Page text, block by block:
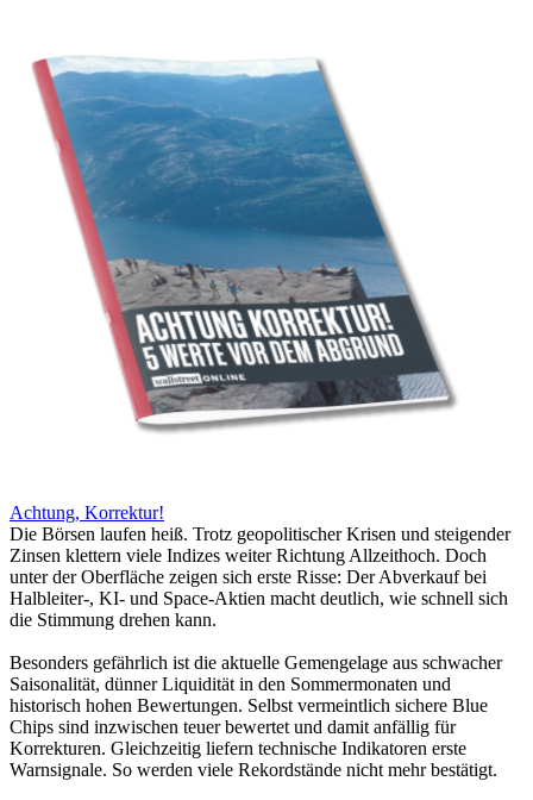
Achtung, Korrektur!
Die Börsen laufen heiß. Trotz geopolitischer Krisen und steigender
Zinsen klettern viele Indizes weiter Richtung Allzeithoch. Doch
unter der Oberfläche zeigen sich erste Risse: Der Abverkauf bei
Halbleiter-, KI- und Space-Aktien macht deutlich, wie schnell sich
die Stimmung drehen kann.
Besonders gefährlich ist die aktuelle Gemengelage aus schwacher
Saisonalität, dünner Liquidität in den Sommermonaten und
historisch hohen Bewertungen. Selbst vermeintlich sichere Blue
Chips sind inzwischen teuer bewertet und damit anfällig für
Korrekturen. Gleichzeitig liefern technische Indikatoren erste
Warnsignale. So werden viele Rekordstände nicht mehr bestätigt.